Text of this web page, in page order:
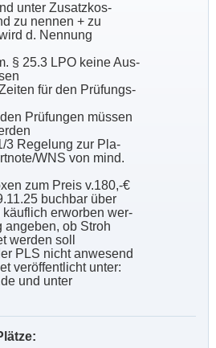
unter Zusatzkos-
zu nennen + zu
d. Nennung
§ 25.3 LPO keine Aus-
für den Prüfungs-
Prüfungen müssen
3 Regelung zur Pla-
WNS von mind.
zum Preis v.180,-€
buchbar über
erworben wer-
angeben, ob Stroh
werden soll
PLS nicht anwesend
veröffentlicht unter:
und unter